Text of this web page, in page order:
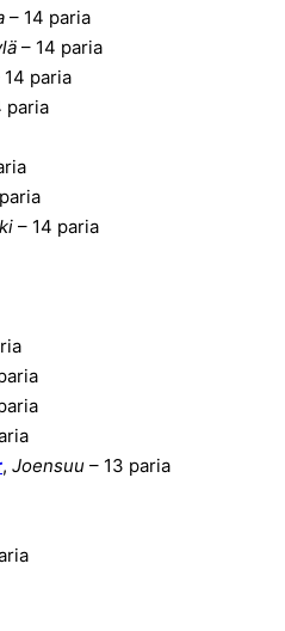
– 14 paria
– 14 paria
14 paria
paria
– 14 paria
, Joensuu – 13 paria